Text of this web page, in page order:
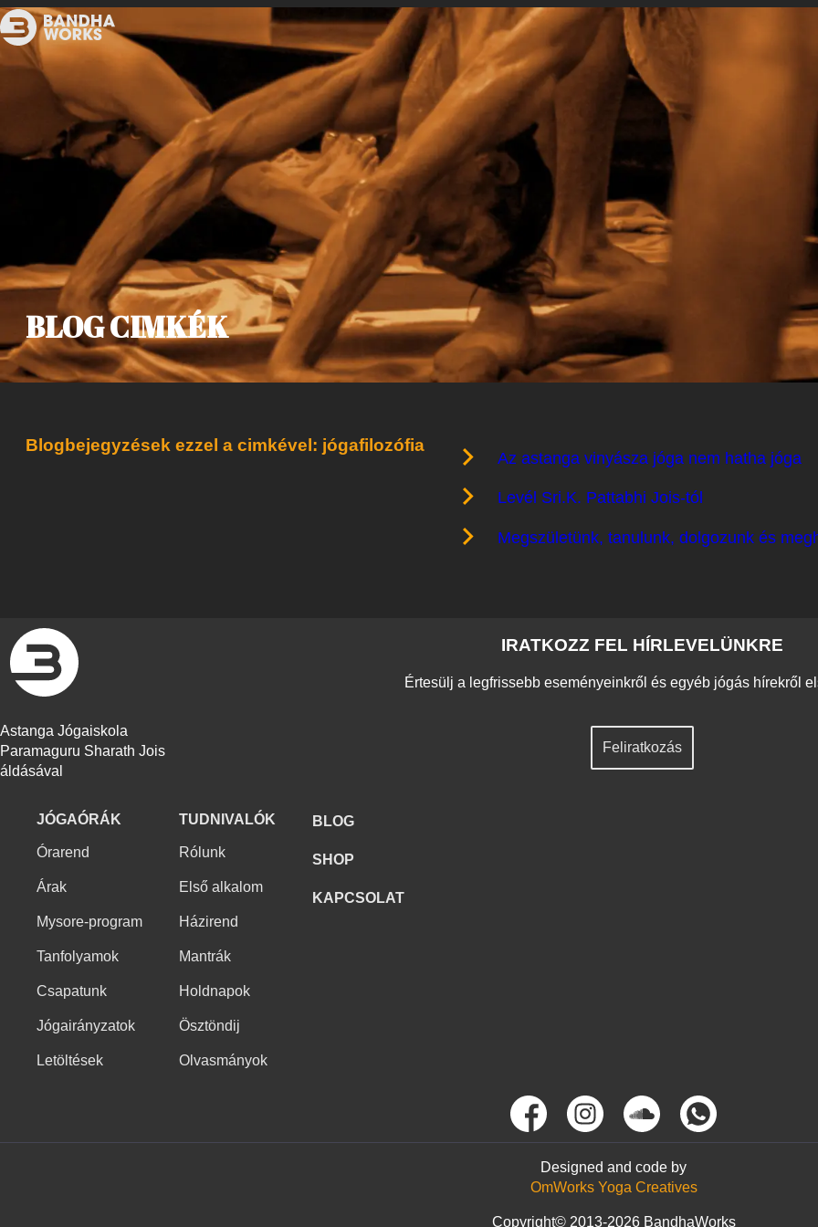
BLOG CIMKÉK
Blogbejegyzések ezzel a cimkével: jógafilozófia
Az astanga vinyásza jóga nem hatha jóga
Levél Sri.K. Pattabhi Jois-tól
Megszületünk, tanulunk, dolgozunk és
Astanga Jógaiskola
Paramaguru Sharath Jois
áldásával
JÓGAÓRÁK
Órarend
Árak
Mysore-program
Tanfolyamok
Csapatunk
Jógairányzatok
Letöltések
TUDNIVALÓK
Rólunk
Első alkalom
Házirend
Mantrák
Holdnapok
Ösztöndij
Olvasmányok
BLOG
SHOP
KAPCSOLAT
IRATKOZZ FEL HÍRLEVELÜNKRE
Értesülj a legfrissebb eseményeinkről és egyéb jógás hírekről
Feliratkozás
Designed and code by
OmWorks Yoga Creatives
Copyright© 2013-2026 BandhaWorks